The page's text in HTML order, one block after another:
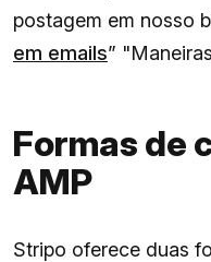
postagem em nosso
em emails”
Formas de
AMP
Stripo oferece duas